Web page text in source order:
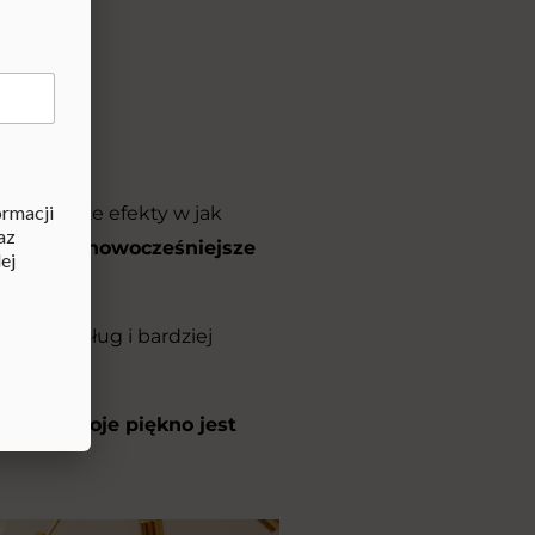
najlepsze efekty w jak
w
najnowocześniejsze
usług i bardziej
o Twoje piękno jest